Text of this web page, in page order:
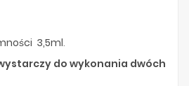
3,5ml.
do wykonania dwóch